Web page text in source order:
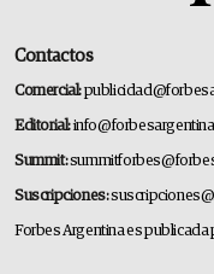
Contactos
Comercial:
Editorial:
Summit:
Suscripciones:
Forbes Argentina es publicada